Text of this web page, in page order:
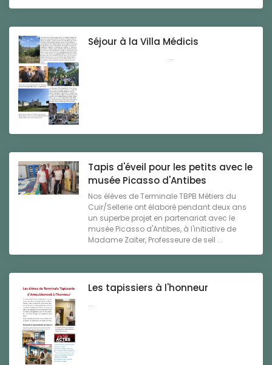
Séjour à la Villa Médicis
...
Tapis d'éveil pour les petits avec le
musée Picasso d'Antibes
Nos élèves de Terminale TBPB Métiers du
Cuir/Sellerie ont élaboré pendant deux ans
un superbe projet en partenariat avec le
musée Picasso d'Antibes, à l'initiative de
Madame Zaïter, Professeure de sell ...
Les tapissiers à l'honneur
...